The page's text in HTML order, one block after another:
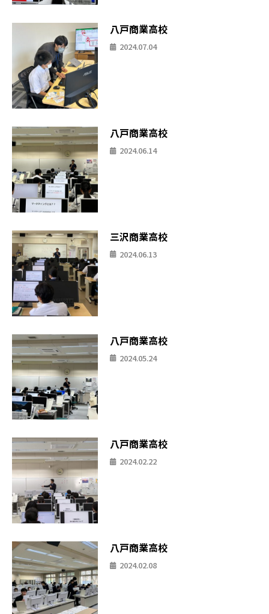
八戸商業高校
2024.07.04
八戸商業高校
2024.06.14
三沢商業高校
2024.06.13
八戸商業高校
2024.05.24
八戸商業高校
2024.02.22
八戸商業高校
2024.02.08